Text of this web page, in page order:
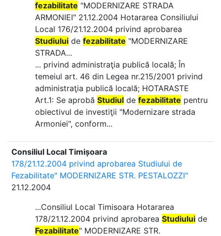
fezabilitate "MODERNIZARE STRADA
ARMONIEI" 21.12.2004 Hotararea Consiliului
Local 176/21.12.2004 privind aprobarea
Studiului de fezabilitate "MODERNIZARE
STRADA...
... privind administraţia publică locală; În
temeiul art. 46 din Legea nr.215/2001 privind
administraţia publică locală; HOTARASTE
Art.1: Se aprobă Studiul de fezabilitate pentru
obiectivul de investiţii "Modernizare strada
Armoniei", conform...
Consiliul Local Timișoara
178/21.12.2004 privind aprobarea Studiului de
Fezabilitate" MODERNIZARE STR. PESTALOZZI"
21.12.2004
...Consiliul Local Timisoara Hotararea
178/21.12.2004 privind aprobarea Studiului de
Fezabilitate" MODERNIZARE STR.